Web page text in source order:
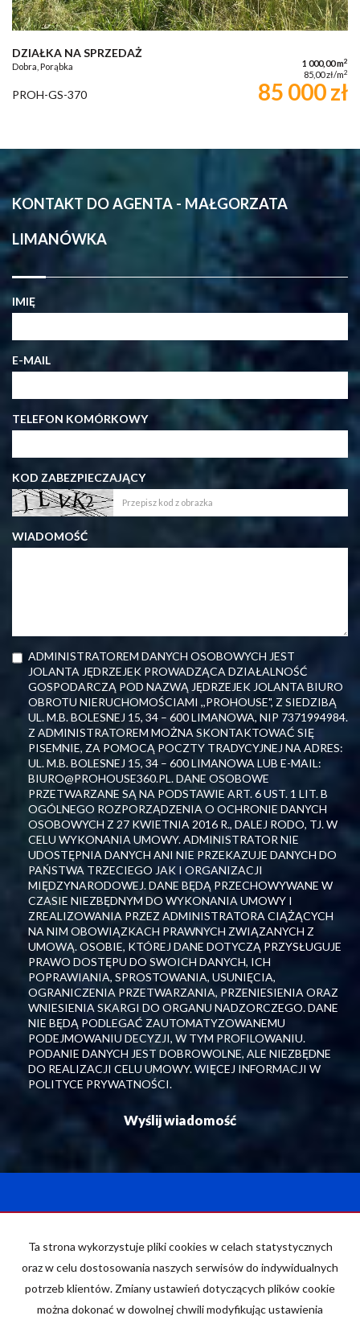
DZIAŁKA NA SPRZEDAŻ
Dobra, Porąbka 1 000,00 m2
85,00 zł/m2
PROH-GS-370 85 000 zł
KONTAKT DO AGENTA - MAŁGORZATA
LIMANÓWKA
IMIĘ
E-MAIL
TELEFON KOMÓRKOWY
KOD ZABEZPIECZAJĄCY
WIADOMOŚĆ
ADMINISTRATOREM DANYCH OSOBOWYCH JEST
JOLANTA JĘDRZEJEK PROWADZĄCA DZIAŁALNOŚĆ
GOSPODARCZĄ POD NAZWĄ JĘDRZEJEK JOLANTA BIURO
OBROTU NIERUCHOMOŚCIAMI ,,PROHOUSE", Z SIEDZIBĄ
UL. M.B. BOLESNEJ 15, 34 – 600 LIMANOWA, NIP 7371994984.
Z ADMINISTRATOREM MOŻNA SKONTAKTOWAĆ SIĘ
PISEMNIE, ZA POMOCĄ POCZTY TRADYCYJNEJ NA ADRES:
UL. M.B. BOLESNEJ 15, 34 – 600 LIMANOWA LUB E-MAIL:
BIURO@PROHOUSE360.PL. DANE OSOBOWE
PRZETWARZANE SĄ NA PODSTAWIE ART. 6 UST. 1 LIT. B
OGÓLNEGO ROZPORZĄDZENIA O OCHRONIE DANYCH
OSOBOWYCH Z 27 KWIETNIA 2016 R., DALEJ RODO, TJ. W
CELU WYKONANIA UMOWY. ADMINISTRATOR NIE
UDOSTĘPNIA DANYCH ANI NIE PRZEKAZUJE DANYCH DO
PAŃSTWA TRZECIEGO JAK I ORGANIZACJI
MIĘDZYNARODOWEJ. DANE BĘDĄ PRZECHOWYWANE W
CZASIE NIEZBĘDNYM DO WYKONANIA UMOWY I
ZREALIZOWANIA PRZEZ ADMINISTRATORA CIĄŻĄCYCH
NA NIM OBOWIĄZKACH PRAWNYCH ZWIĄZANYCH Z
UMOWĄ. OSOBIE, KTÓREJ DANE DOTYCZĄ PRZYSŁUGUJE
PRAWO DOSTĘPU DO SWOICH DANYCH, ICH
POPRAWIANIA, SPROSTOWANIA, USUNIĘCIA,
OGRANICZENIA PRZETWARZANIA, PRZENIESIENIA ORAZ
WNIESIENIA SKARGI DO ORGANU NADZORCZEGO. DANE
NIE BĘDĄ PODLEGAĆ ZAUTOMATYZOWANEMU
PODEJMOWANIU DECYZJI, W TYM PROFILOWANIU.
PODANIE DANYCH JEST DOBROWOLNE, ALE NIEZBĘDNE
DO REALIZACJI CELU UMOWY. WIĘCEJ INFORMACJI W
POLITYCE PRYWATNOŚCI.
ul. Tadeusza Kościuszki 22
34-600 Limanowa
Domyna wynajem
Ta strona wykorzystuje pliki cookies w celach statystycznych
oraz w celu dostosowania naszych serwisów do indywidualnych
potrzeb klientów. Zmiany ustawień dotyczących plików cookie
można dokonać w dowolnej chwili modyfikując ustawienia